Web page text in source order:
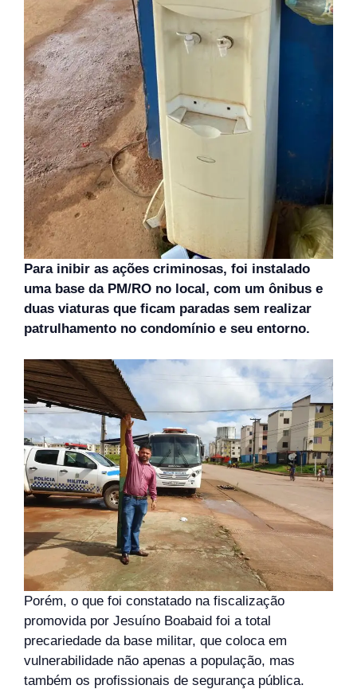
Para inibir as ações criminosas, foi instalado
uma base da PM/RO no local, com um ônibus e
duas viaturas que ficam paradas sem realizar
patrulhamento no condomínio e seu entorno.
Porém, o que foi constatado na fiscalização
promovida por Jesuíno Boabaid foi a total
precariedade da base militar, que coloca em
vulnerabilidade não apenas a população, mas
também os profissionais de segurança pública.